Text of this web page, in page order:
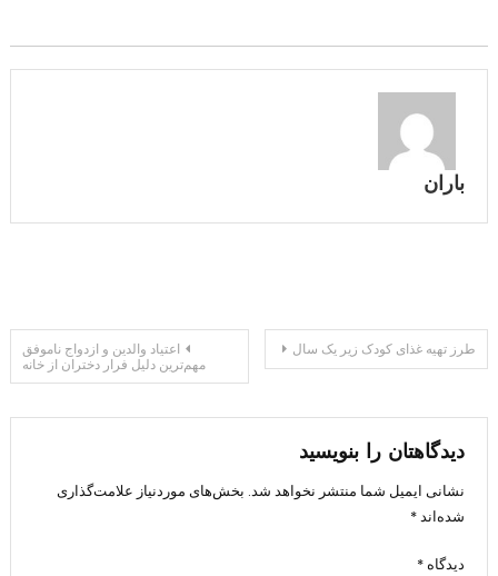
باران
راهبری
اعتیاد والدین و ازدواج ناموفق
مهم‌ترین دلیل فرار دختران از خانه
طرز تهیه غذای کودک زیر یک سال
دیدگاهتان را بنویسید
نشانی ایمیل شما منتشر نخواهد شد. بخش‌های موردنیاز علامت‌گذاری
شده‌اند*
دیدگاه *